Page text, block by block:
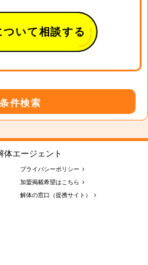
いて相談する
条件検索
体エージェント
プライバシーポリシー
加盟掲載希望はこちら
解体の窓口（提携サイト）